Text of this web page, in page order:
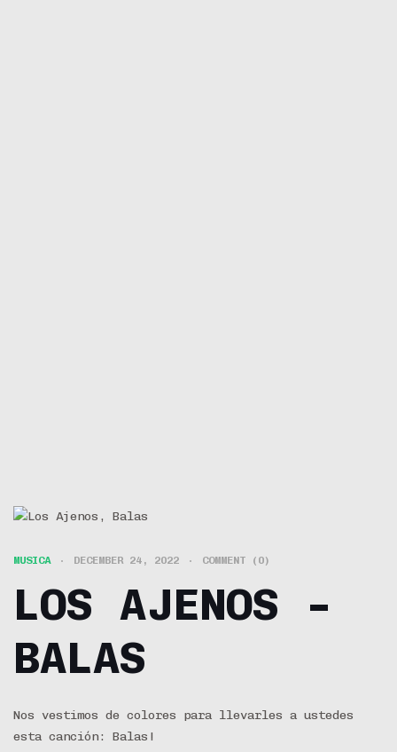
MUSICA DECEMBER 24, 2022 COMMENT (0)
LOS AJENOS –
BALAS
Nos vestimos de colores para llevarles a ustedes
esta canción: Balas!